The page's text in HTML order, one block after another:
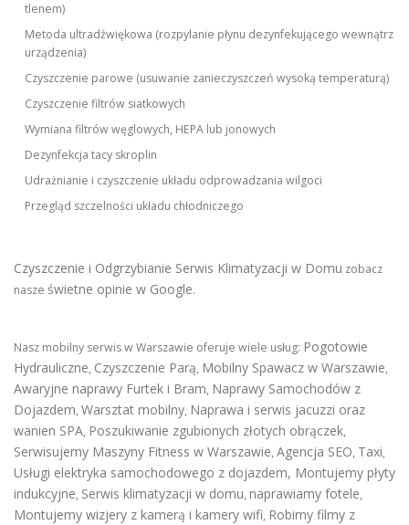
tlenem)
Metoda ultradźwiękowa (rozpylanie płynu dezynfekującego wewnątrz
urządzenia)
Czyszczenie parowe (usuwanie zanieczyszczeń wysoką temperaturą)
Czyszczenie filtrów siatkowych
Wymiana filtrów węglowych, HEPA lub jonowych
Dezynfekcja tacy skroplin
Udrażnianie i czyszczenie układu odprowadzania wilgoci
Przegląd szczelności układu chłodniczego
Czyszczenie i Odgrzybianie Serwis Klimatyzacji w Domu zobacz
nasze świetne opinie w Google.
Nasz mobilny serwis w Warszawie oferuje wiele usług: Pogotowie
Hydrauliczne, Czyszczenie Parą, Mobilny Spawacz w Warszawie,
Awaryjne naprawy Furtek i Bram, Naprawy Samochodów z
Dojazdem, Warsztat mobilny, Naprawa i serwis jacuzzi oraz
wanien SPA, Poszukiwanie zgubionych złotych obrączek,
Serwisujemy Maszyny Fitness w Warszawie, Agencja SEO, Taxi,
Usługi elektryka samochodowego z dojazdem, Montujemy płyty
indukcyjne, Serwis klimatyzacji w domu, naprawiamy fotele,
Montujemy wizjery z kamerą i kamery wifi, Robimy filmy z